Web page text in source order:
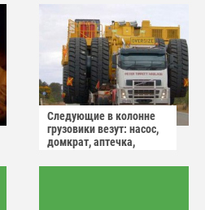
Следующие в колонне
грузовики везут: насос,
домкрат, аптечка,